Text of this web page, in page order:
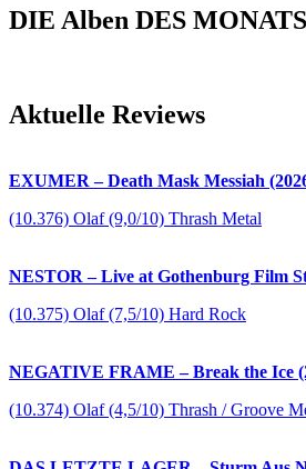
DIE Alben DES
Aktuelle Reviews
EXUMER – Death Mask Messiah
(10.376) Olaf (9,0/10) Thrash Metal
NESTOR – Live at Gothenburg Film
(10.375) Olaf (7,5/10) Hard Rock
NEGATIVE FRAME – Break the Ice
(10.374) Olaf (4,5/10) Thrash / Groove